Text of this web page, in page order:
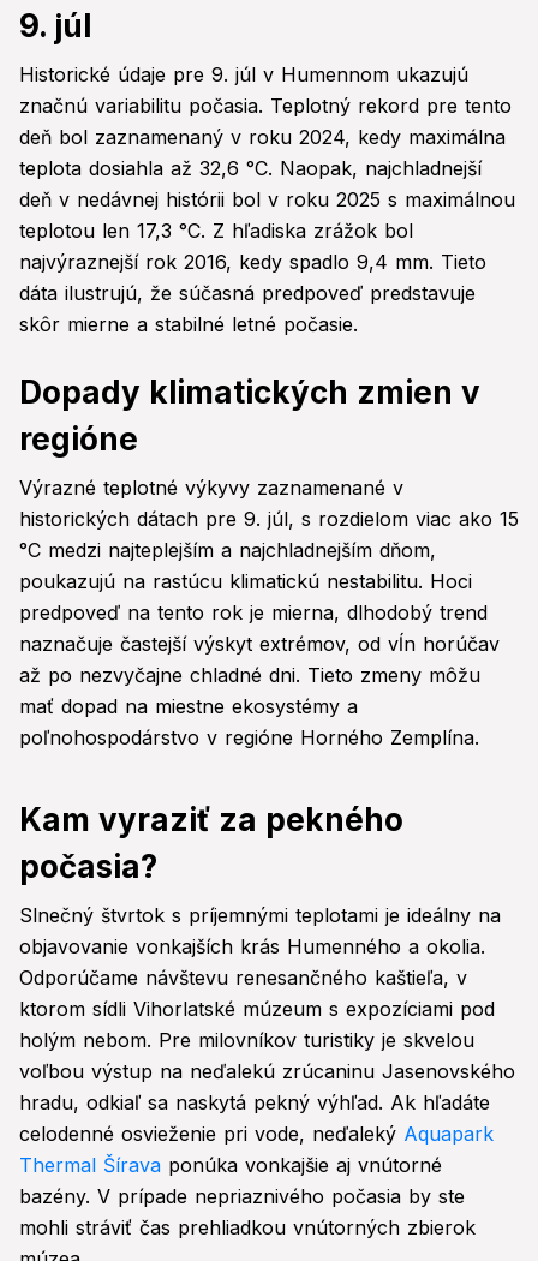
9. júl
Historické údaje pre 9. júl v Humennom ukazujú
značnú variabilitu počasia. Teplotný rekord pre tento
deň bol zaznamenaný v roku 2024, kedy maximálna
teplota dosiahla až 32,6 °C. Naopak, najchladnejší
deň v nedávnej histórii bol v roku 2025 s maximálnou
teplotou len 17,3 °C. Z hľadiska zrážok bol
najvýraznejší rok 2016, kedy spadlo 9,4 mm. Tieto
dáta ilustrujú, že súčasná predpoveď predstavuje
skôr mierne a stabilné letné počasie.
Dopady klimatických zmien v
regióne
Výrazné teplotné výkyvy zaznamenané v
historických dátach pre 9. júl, s rozdielom viac ako 15
°C medzi najteplejším a najchladnejším dňom,
poukazujú na rastúcu klimatickú nestabilitu. Hoci
predpoveď na tento rok je mierna, dlhodobý trend
naznačuje častejší výskyt extrémov, od vĺn horúčav
až po nezvyčajne chladné dni. Tieto zmeny môžu
mať dopad na miestne ekosystémy a
poľnohospodárstvo v regióne Horného Zemplína.
Kam vyraziť za pekného
počasia?
Slnečný štvrtok s príjemnými teplotami je ideálny na
objavovanie vonkajších krás Humenného a okolia.
Odporúčame návštevu renesančného kaštieľa, v
ktorom sídli Vihorlatské múzeum s expozíciami pod
holým nebom. Pre milovníkov turistiky je skvelou
voľbou výstup na neďalekú zrúcaninu Jasenovského
hradu, odkiaľ sa naskytá pekný výhľad. Ak hľadáte
celodenné osvieženie pri vode, neďaleký Aquapark
Thermal Šírava ponúka vonkajšie aj vnútorné
bazény. V prípade nepriaznivého počasia by ste
mohli stráviť čas prehliadkou vnútorných zbierok